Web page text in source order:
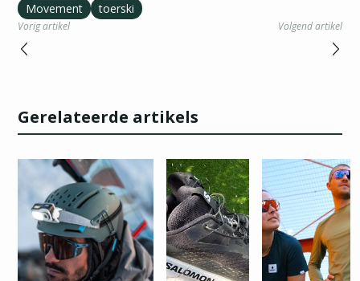
Movement toerski
Vorig artikel Volgend artikel
Gerelateerde artikels